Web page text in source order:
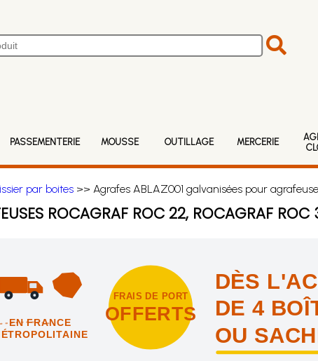
PASSEMENTERIE MOUSSE OUTILLAGE MERCERIE
par boites>> Agrafes ABLAZ001 galvanisées pour
ROCAGRAF ROC 22, ROCAGRAF ROC
EN FRANCE
FRAIS DE PORT
OFFERTS
DÈS
DE 4
OU